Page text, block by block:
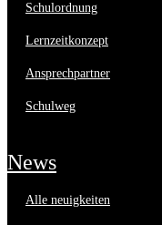
schulordnung
lernzeitkonzept
ansprechpartner
schulweg
news
alle neuigkeiten